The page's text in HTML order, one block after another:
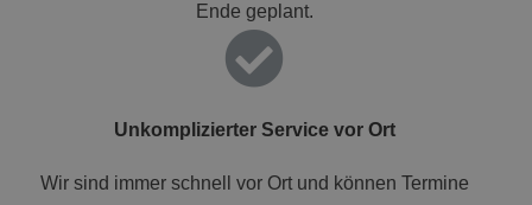
Ende geplant.
Unkomplizierter Service vor Ort
Wir sind immer schnell vor Ort und können Termine